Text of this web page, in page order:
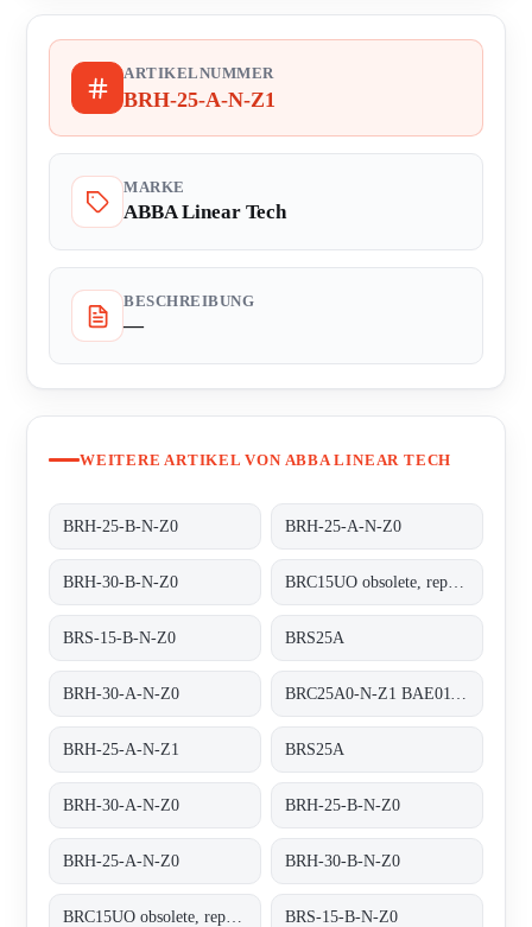
ARTIKELNUMMER
BRH-25-A-N-Z1
MARKE
ABBA Linear Tech
BESCHREIBUNG
—
WEITERE ARTIKEL VON ABBA LINEAR TECH
BRH-25-B-N-Z0 BRH-25-A-N-Z0
BRH-30-B-N-Z0
BRS-15-B-N-Z0 BRS25A
BRH-30-A-N-Z0
BRH-25-A-N-Z1 BRS25A
BRH-30-A-N-Z0 BRH-25-B-N-Z0
BRH-25-A-N-Z0 BRH-30-B-N-Z0
BRS-15-B-N-Z0